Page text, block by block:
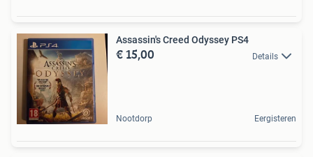
Assassin's Creed Odyssey PS4
€ 15,00 Details
Nootdorp Eergisteren